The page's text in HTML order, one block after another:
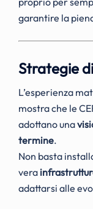
garantire la
Strategie
L’esperienza
mostra che le
adottano una
termine.
Non basta
vera
adattarsi alle